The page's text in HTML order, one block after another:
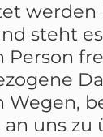
werden
steht
Person
Wegen,
an uns